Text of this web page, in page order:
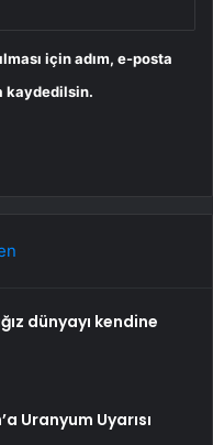
için adım, e-posta
kaydedilsin.
dünyayı kendine
Uranyum Uyarısı